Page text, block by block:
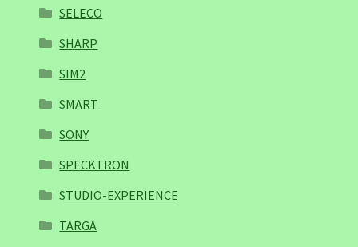
SELECO
SHARP
SIM2
SMART
SONY
SPECKTRON
STUDIO-EXPERIENCE
TARGA